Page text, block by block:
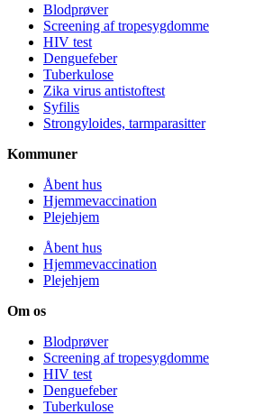
Blodprøver
Screening af tropesygdomme
HIV test
Denguefeber
Tuberkulose
Zika virus antistoftest
Syfilis
Strongyloides, tarmparasitter
Kommuner
Åbent hus
Hjemmevaccination
Plejehjem
Åbent hus
Hjemmevaccination
Plejehjem
Om os
Blodprøver
Screening af tropesygdomme
HIV test
Denguefeber
Tuberkulose